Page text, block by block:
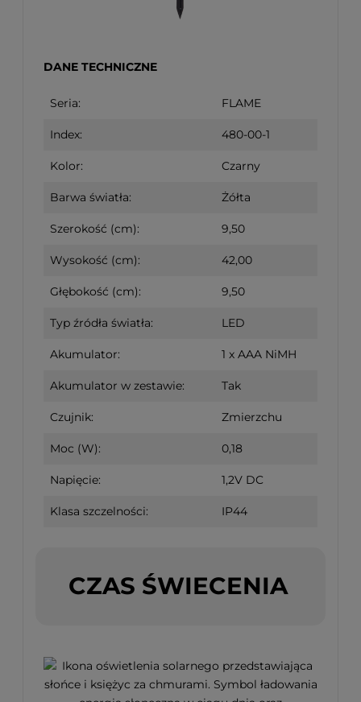
DANE TECHNICZNE
Seria: FLAME
Index: 480-00-1
Kolor: Czarny
Barwa światła: Żółta
Szerokość (cm): 9,50
Wysokość (cm): 42,00
Głębokość (cm): 9,50
Typ źródła światła: LED
Akumulator: 1 x AAA NiMH
Akumulator w zestawie: Tak
Czujnik: Zmierzchu
Moc (W): 0,18
Napięcie: 1,2V DC
Klasa szczelności: IP44
CZAS ŚWIECENIA